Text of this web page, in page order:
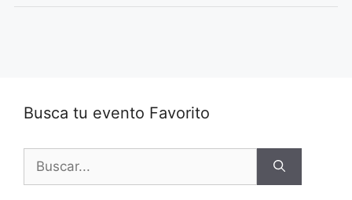
Busca tu evento Favorito